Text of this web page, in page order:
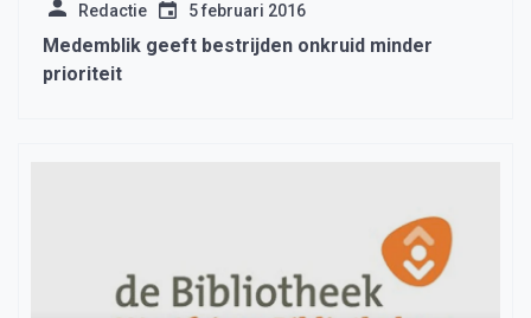
Redactie 5 februari 2016
Medemblik geeft bestrijden onkruid minder
prioriteit